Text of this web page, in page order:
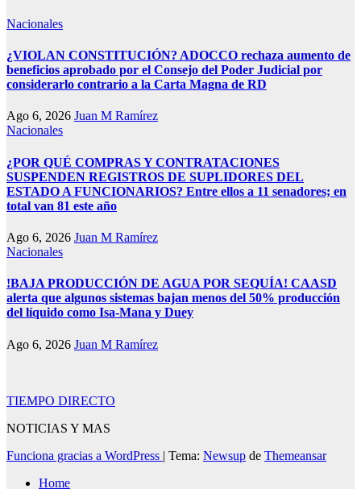
Nacionales
¿VIOLAN CONSTITUCIÓN? ADOCCO rechaza aumento de
beneficios aprobado por el Consejo del Poder Judicial por
considerarlo contrario a la Carta Magna de RD
Ago 6, 2026 Juan M Ramírez
Nacionales
¿POR QUÉ COMPRAS Y CONTRATACIONES
SUSPENDEN REGISTROS DE SUPLIDORES DEL
ESTADO A FUNCIONARIOS? Entre ellos a 11 senadores; en
total van 81 este año
Ago 6, 2026 Juan M Ramírez
Nacionales
!BAJA PRODUCCIÓN DE AGUA POR SEQUÍA! CAASD
alerta que algunos sistemas bajan menos del 50% producción
del líquido como Isa-Mana y Duey
Ago 6, 2026 Juan M Ramírez
TIEMPO DIRECTO
NOTICIAS Y MAS
Funciona gracias a WordPress | Tema: Newsup de Themeansar
Home